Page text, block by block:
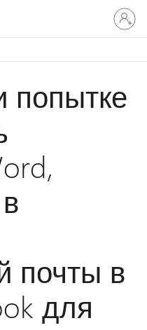
попытке
почты в
для